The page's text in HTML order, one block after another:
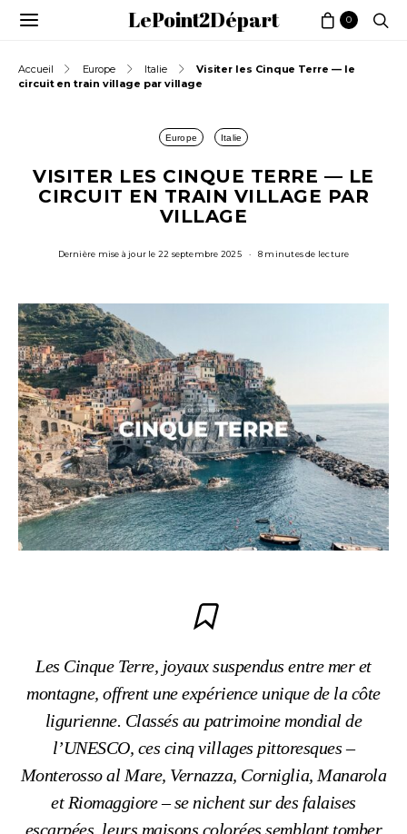
LePoint2Départ 0
Accueil Europe Italie
Visiter les Cinque Terre — le
circuit en train village par village
Europe Italie
VISITER LES CINQUE TERRE — LE
CIRCUIT EN TRAIN VILLAGE PAR
VILLAGE
Dernière mise à jour le 22 septembre 2025 8 minutes de lecture
Les Cinque Terre, joyaux suspendus entre mer et
montagne, offrent une expérience unique de la côte
ligurienne. Classés au patrimoine mondial de
l’UNESCO, ces cinq villages pittoresques –
Monterosso al Mare, Vernazza, Corniglia, Manarola
et Riomaggiore – se nichent sur des falaises
escarpées, leurs maisons colorées semblant tomber